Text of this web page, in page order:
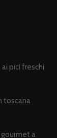
pici freschi
toscana
a